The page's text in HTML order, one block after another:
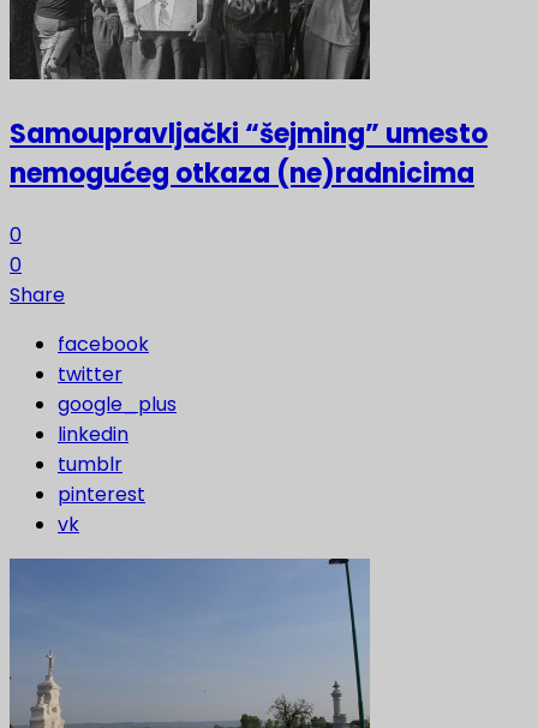
Samoupravljački “šejming” umesto
nemogućeg otkaza (ne)radnicima
0
0
Share
facebook
twitter
google_plus
linkedin
tumblr
pinterest
vk